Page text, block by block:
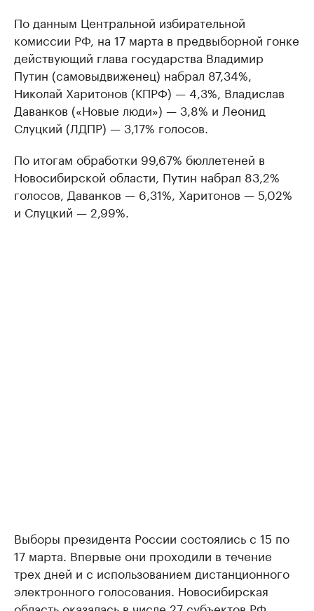
По данным Центральной избирательной
комиссии РФ, на 17 марта в предвыборной гонке
действующий глава государства Владимир
Путин (самовыдвиженец) набрал 87,34%,
Николай Харитонов (КПРФ) — 4,3%, Владислав
Даванков («Новые люди») — 3,8% и Леонид
Слуцкий (ЛДПР) — 3,17% голосов.
По итогам обработки 99,67% бюллетеней в
Новосибирской области, Путин набрал 83,2%
голосов, Даванков — 6,31%, Харитонов — 5,02%
и Слуцкий — 2,99%.
Выборы президента России состоялись с 15 по
17 марта. Впервые они проходили в течение
трех дней и с использованием дистанционного
электронного голосования. Новосибирская